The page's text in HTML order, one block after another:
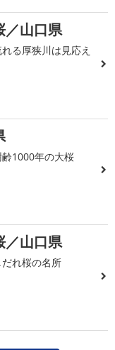
／山口県
る厚狭川は見応え
1000年の大桜
／山口県
れ桜の名所